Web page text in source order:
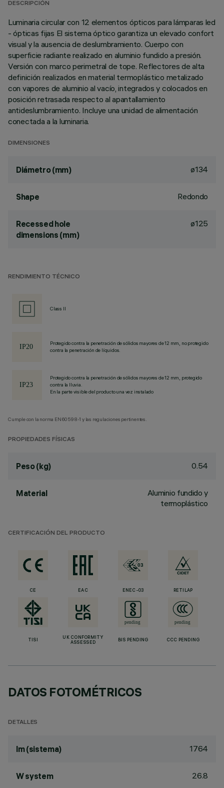
DESCRIPCIÓN
Luminaria circular con 12 elementos ópticos para lámparas led
- ópticas fijas El sistema óptico garantiza un elevado confort
visual y la ausencia de deslumbramiento. Cuerpo con
superficie radiante realizado en aluminio fundido a presión.
Versión con marco perimetral de tope. Reflectores de alta
definición realizados en material termoplástico metalizado
con vapores de aluminio al vacío, integrados y colocados en
posición retrasada respecto al apantallamiento
antideslumbramiento. Incluye una unidad de alimentación
conectada a la luminaria.
DIMENSIONES
Diámetro (mm) ø134
Shape Redondo
Recessed hole
dimensions (mm)
ø125
RENDIMIENTO TÉCNICO
Class II
Protegido contra la penetración de sólidos mayores de 12 mm, no protegido
contra la penetración de líquidos.
Protegido contra la penetración de sólidos mayores de 12 mm, protegido
contra la lluvia.
En la parte visible del producto una vez instalado
Cumple con la norma EN60598-1 y las regulaciones pertinentes.
PROPIEDADES FÍSICAS
Peso (kg) 0.54
Material
Aluminio fundido y
termoplástico
CERTIFICACIÓN DEL PRODUCTO
CE EAC ENEC-03 RETILAP
TISI
UK CONFORMITY
ASSESSED
BIS PENDING CCC PENDING
DATOS FOTOMÉTRICOS
DETALLES
lm (sistema) 1764
W system 26.8